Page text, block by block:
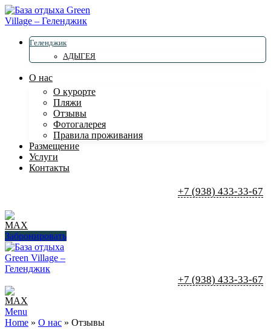
Геленджик
АДЫГЕЯ
О нас
О курорте
Пляжи
Отзывы
Фотогалерея
Правила проживания
Размещение
Услуги
Контакты
+7 (938) 433-33-67
Забронировать
+7 (938) 433-33-67
Menu
Home » О нас » Отзывы